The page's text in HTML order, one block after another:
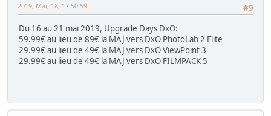
#9
2019, Mai, 18, 17:50:59
Du 16 au 21 mai 2019, Upgrade Days DxO:
59.99€ au lieu de 89€ la MAJ vers DxO PhotoLab 2 Elite
29.99€ au lieu de 49€ la MAJ vers DxO ViewPoint 3
29.99€ au lieu de 49€ la MAJ vers DxO FILMPACK 5